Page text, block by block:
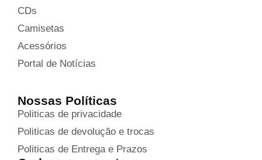
CDs
Camisetas
Acessórios
Portal de Notícias
Nossas Políticas
Politicas de privacidade
Politicas de devolução e trocas
Politicas de Entrega e Prazos